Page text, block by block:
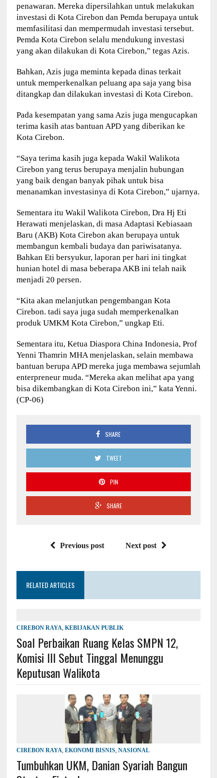
penawaran. Mereka dipersilahkan untuk melakukan
investasi di Kota Cirebon dan Pemda berupaya untuk
memfasilitasi dan mempermudah investasi tersebut.
Pemda Kota Cirebon selalu mendukung investasi
yang akan dilakukan di Kota Cirebon,” tegas Azis.
Bahkan, Azis juga meminta kepada dinas terkait
untuk memperkenalkan peluang apa saja yang bisa
ditangkap dan dilakukan investasi di Kota Cirebon.
Pada kesempatan yang sama Azis juga mengucapkan
terima kasih atas bantuan APD yang diberikan ke
Kota Cirebon.
“Saya terima kasih juga kepada Wakil Walikota
Cirebon yang terus berupaya menjalin hubungan
yang baik dengan banyak pihak untuk bisa
menanamkan investasinya di Kota Cirebon,” ujarnya.
Sementara itu Wakil Walikota Cirebon, Dra Hj Eti
Herawati menjelaskan, di masa Adaptasi Kebiasaan
Baru (AKB) Kota Cirebon akan berupaya untuk
membangun kembali budaya dan pariwisatanya.
Bahkan Eti bersyukur, laporan per hari ini tingkat
hunian hotel di masa beberapa AKB ini telah naik
menjadi 20 persen.
“Kita akan melanjutkan pengembangan Kota
Cirebon. tadi saya juga sudah memperkenalkan
produk UMKM Kota Cirebon,” ungkap Eti.
Sementara itu, Ketua Diaspora China Indonesia, Prof
Yenni Thamrin MHA menjelaskan, selain membawa
bantuan berupa APD mereka juga membawa sejumlah
enterpreneur muda. “Mereka akan melihat apa yang
bisa dikembangkan di Kota Cirebon ini,” kata Yenni.
(CP-06)
SHARE
TWEET
PIN
SHARE
Previous post Next post
RELATED ARTICLES
CIREBON RAYA KEBIJAKAN PUBLIK
Soal Perbaikan Ruang Kelas SMPN 12,
Komisi III Sebut Tinggal Menunggu
Keputusan Walikota
CIREBON RAYA EKONOMI BISNIS, NASIONAL
Tumbuhkan UKM, Danian Syariah Bangun